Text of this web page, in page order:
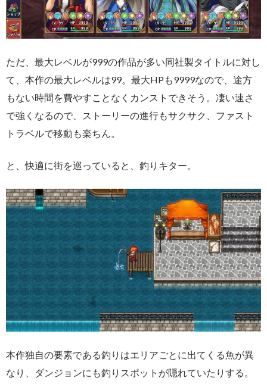
ただ、最大レベルが999の作品が多い同社製タイトルに対し
て、本作の最大レベルは99。最大HPも9999なので、途方
もない時間を費やすことなくカンストできそう。凄い速さ
で強くなるので、ストーリーの進行もサクサク、ファスト
トラベルで移動も楽ちん。
と、快適に街を巡っていると、釣りキター。
本作独自の要素である釣りはエリアごとに出てくる魚が異
なり、ダンジョンにも釣りスポットが隠れていたりする。